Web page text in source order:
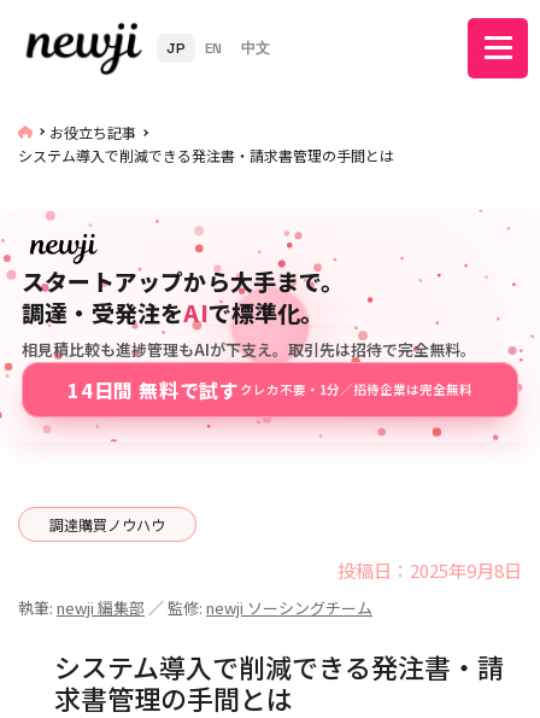
JP EN 中文
お役立ち記事
システム導入で削減できる発注書・請求書管理の手間とは
スタートアップから大手まで。
調達・受発注をAIで標準化。
相見積比較も進捗管理もAIが下支え。取引先は招待で完全無料。
14日間 無料で試す クレカ不要・1分／招待企業は完全無料
調達購買ノウハウ
投稿日：2025年9月8日
執筆: newji 編集部 ／ 監修: newji ソーシングチーム
システム導入で削減できる発注書・請
求書管理の手間とは